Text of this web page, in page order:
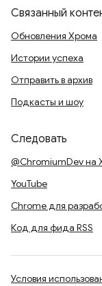
Связанный
Обновления Хрома
Истории успеха
Отправить в архив
Подкасты и шоу
Следовать
@ChromiumDev на
YouTube
Chrome для
Код для фида RSS
Условия